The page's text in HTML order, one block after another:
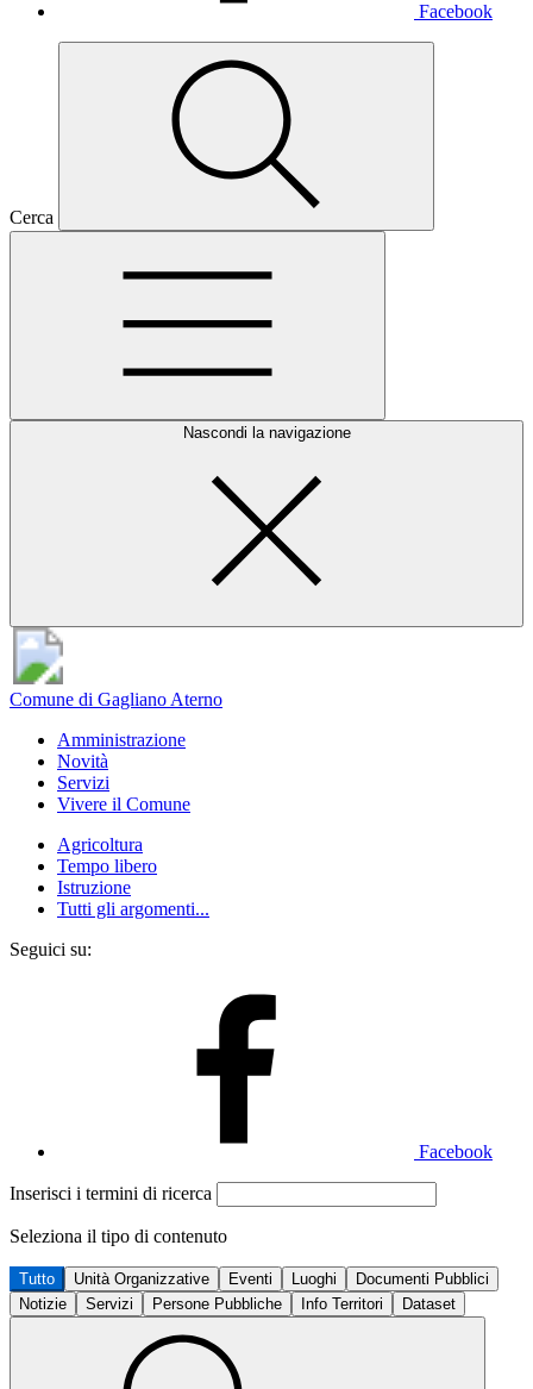
Facebook
Cerca
Nascondi la navigazione
Comune di Gagliano Aterno
Amministrazione
Novità
Servizi
Vivere il Comune
Agricoltura
Tempo libero
Istruzione
Tutti gli argomenti...
Seguici su:
Facebook
Inserisci i termini di ricerca
Seleziona il tipo di contenuto
Tutto Unità Organizzative Eventi Luoghi
Documenti Pubblici
Notizie
Servizi Persone Pubbliche Info Territori Dataset